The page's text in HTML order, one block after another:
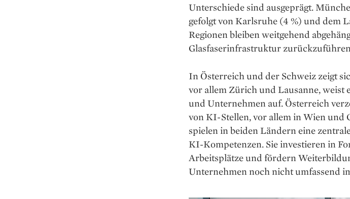
Unterschiede sind ausgeprägt.
gefolgt von Karlsruhe (4 %) und dem
Regionen bleiben weitgehend
Glasfaserinfrastruktur
In Österreich und der Schweiz zeigt
vor allem Zürich und Lausanne, weist
und Unternehmen auf. Österreich
von KI-Stellen, vor allem in Wien und
spielen in beiden Ländern eine
KI-Kompetenzen. Sie investieren in
Arbeitsplätze und fördern
Unternehmen noch nicht umfassend